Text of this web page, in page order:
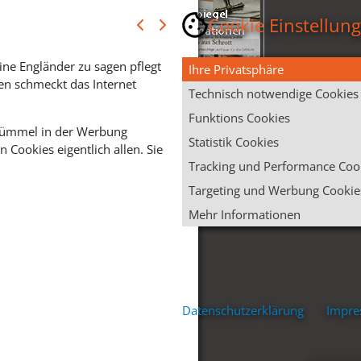
Engländer zu sagen pflegt
schmeckt das Internet
in der Werbung
Cookies eigentlich allen. Sie
Cookie
Ihre Privatsphäre
Technisch notwendige Cookies
Funktions Cookies
Statistik Cookies
Tracking und Performance
Targeting und Werbung
Mehr Informationen
Datenschutzerklärung